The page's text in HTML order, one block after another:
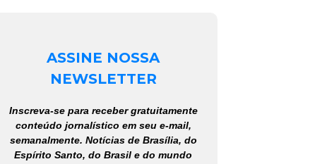
ASSINE NOSSA
NEWSLETTER
Inscreva-se para receber gratuitamente
conteúdo jornalístico em seu e-mail,
semanalmente. Notícias de Brasília, do
Espírito Santo, do Brasil e do mundo